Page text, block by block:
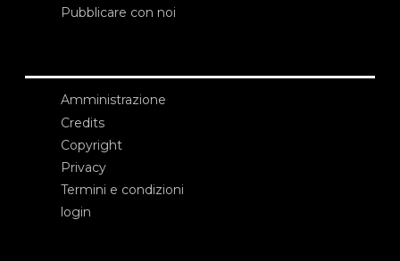
Pubblicare con noi
Amministrazione
Credits
Copyright
Privacy
Termini e condizioni
login